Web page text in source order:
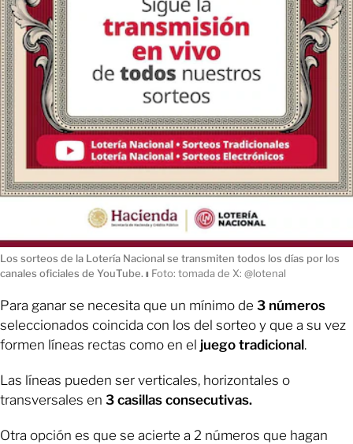
Los sorteos de la Lotería Nacional se transmiten todos los días por los
canales oficiales de YouTube. ı Foto: tomada de X: @lotenal
Para ganar se necesita que un mínimo de 3 números
seleccionados coincida con los del sorteo y que a su vez
formen líneas rectas como en el juego tradicional.
Las líneas pueden ser verticales, horizontales o
transversales en 3 casillas consecutivas.
Otra opción es que se acierte a 2 números que hagan